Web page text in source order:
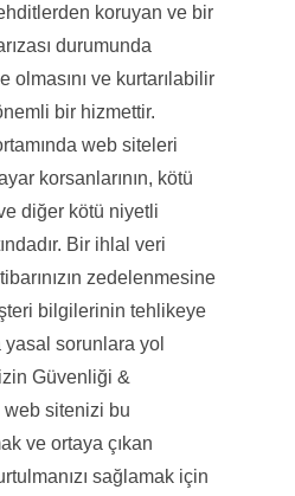
koruyan ve bir
durumunda
ve kurtarılabilir
bir hizmettir.
web siteleri
korsanlarının, kötü
ve diğer kötü niyetli
Bir ihlal veri
zedelenmesine
bilgilerinin tehlikeye
yasal sorunlara yol
Güvenliği &
sitenizi bu
ve ortaya çıkan
sağlamak için